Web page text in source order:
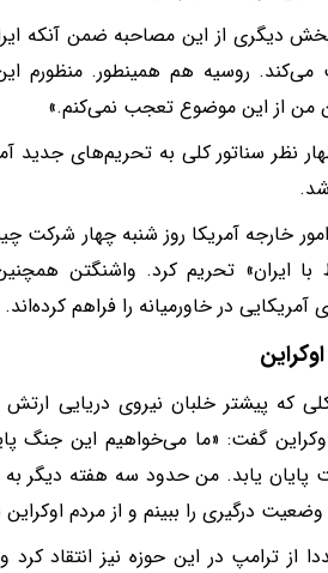
دیگری از این مصاحبه ضمن آنکه
می‌کند. روسیه هم همینطور. منظورم
من از این موضوع تعجب نمی‌کنم.»
نظر سناتور کلی به تحریم‌های جدید
خارجه آمریکا روز شنبه چهار شرکت
با ایران» تحریم کرد. واشنگتن
آمریکایی در خاورمیانه را فراهم کرده‌اند.
که پیشتر خلبان نیروی دریایی ارتش
گفت: «ما می‌خواهیم این جنگ
یابد. من حدود سه هفته دیگر به
درگیری را ببینم و از مردم
از ترامپ در این حوزه نیز انتقاد